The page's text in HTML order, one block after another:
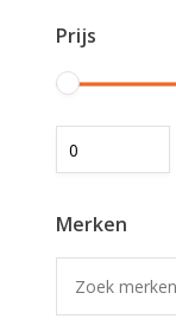
Prijs
Merken